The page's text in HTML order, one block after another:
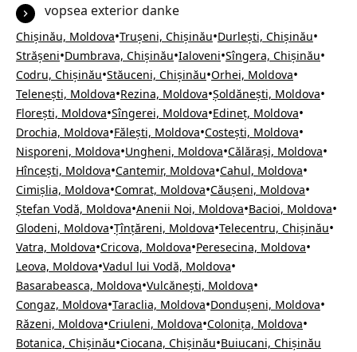
vopsea exterior danke
Chișinău, Moldova•Trușeni, Chișinău•Durlești, Chișinău•
Strășeni•Dumbrava, Chișinău•Ialoveni•Sîngera, Chișinău•
Codru, Chișinău•Stăuceni, Chișinău•Orhei, Moldova•
Telenești, Moldova•Rezina, Moldova•Șoldănești, Moldova•
Florești, Moldova•Sîngerei, Moldova•Edineț, Moldova•
Drochia, Moldova•Fălești, Moldova•Costești, Moldova•
Nisporeni, Moldova•Ungheni, Moldova•Călărași, Moldova•
Hîncești, Moldova•Cantemir, Moldova•Cahul, Moldova•
Cimișlia, Moldova•Comrat, Moldova•Căușeni, Moldova•
Ștefan Vodă, Moldova•Anenii Noi, Moldova•Bacioi, Moldova•
Glodeni, Moldova•Țînțăreni, Moldova•Telecentru, Chișinău•
Vatra, Moldova•Cricova, Moldova•Peresecina, Moldova•
Leova, Moldova•Vadul lui Vodă, Moldova•
Basarabeasca, Moldova•Vulcănești, Moldova•
Congaz, Moldova•Taraclia, Moldova•Dondușeni, Moldova•
Răzeni, Moldova•Criuleni, Moldova•Colonița, Moldova•
Botanica, Chișinău•Ciocana, Chișinău•Buiucani, Chișinău